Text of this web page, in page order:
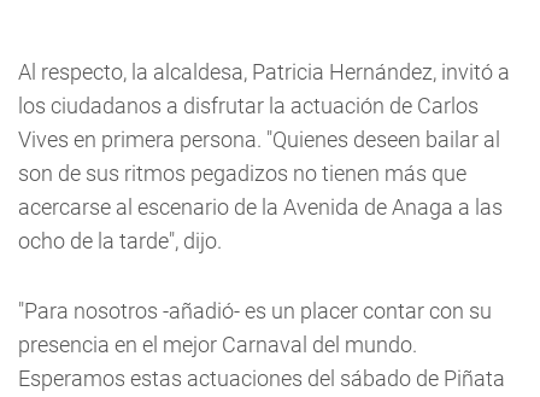
Al respecto, la alcaldesa, Patricia Hernández, invitó a
los ciudadanos a disfrutar la actuación de Carlos
Vives en primera persona. "Quienes deseen bailar al
son de sus ritmos pegadizos no tienen más que
acercarse al escenario de la Avenida de Anaga a las
ocho de la tarde", dijo.
"Para nosotros -añadió- es un placer contar con su
presencia en el mejor Carnaval del mundo.
Esperamos estas actuaciones del sábado de Piñata